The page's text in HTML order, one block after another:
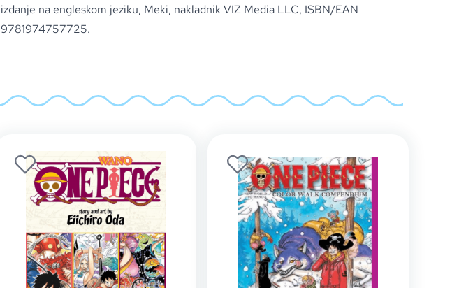
izdanje na engleskom jeziku, Meki, nakladnik VIZ Media LLC, ISBN/EAN
9781974757725.